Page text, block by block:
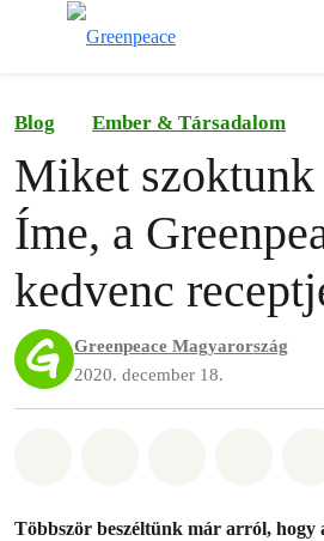
Blog Ember & Társadalom
Miket
Íme, a
kedvenc
Greenpeace Magyarország
2020. december 18.
Többször beszéltünk már arról, hogy